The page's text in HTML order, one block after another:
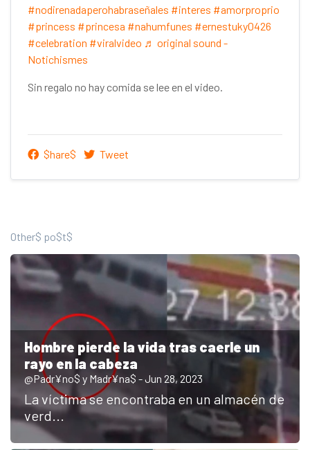
#nodirenadaperohabraseñales #interes #amorproprio
#princess #princesa #nahumfunes #ernestuky0426
#celebration #viralvideo ♬ original sound -
Notichismes
Sin regalo no hay comida se lee en el video.
$hare$ Tweet
Other$ po$t$
Hombre pierde la vida tras caerle un
rayo en la cabeza
@Padr¥no$ y Madr¥na$ - Jun 28, 2023
La víctima se encontraba en un almacén de
verd...